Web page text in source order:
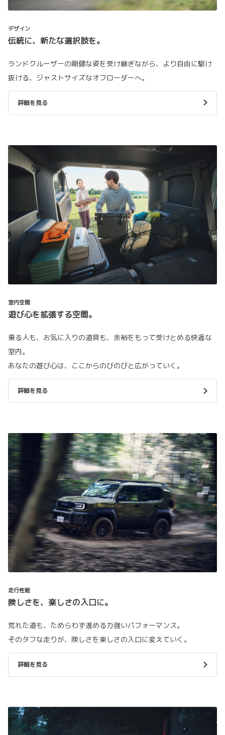
デザイン
伝統に、新たな選択肢を。
ランドクルーザーの剛健な姿を受け継ぎながら、より自由に駆け
抜ける、ジャストサイズなオフローダーへ。
詳細を見る
室内空間
遊び心を拡張する空間。
乗る人も、お気に入りの道具も、余裕をもって受けとめる快適な
室内。
あなたの遊び心は、ここからのびのびと広がっていく。
詳細を見る
走行性能
険しさを、楽しさの入口に。
荒れた道も、ためらわず進める力強いパフォーマンス。
そのタフな走りが、険しさを楽しさの入口に変えていく。
詳細を見る